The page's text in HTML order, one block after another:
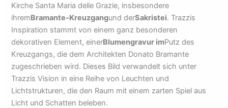
Kirche Santa Maria delle Grazie, insbesondere
ihremBramante-Kreuzgangund derSakristei. Trazzis
Inspiration stammt von einem ganz besonderen
dekorativen Element, einerBlumengravur imPutz des
Kreuzgangs, die dem Architekten Donato Bramante
zugeschrieben wird. Dieses Bild verwandelt sich unter
Trazzis Vision in eine Reihe von Leuchten und
Lichtstrukturen, die den Raum mit einem zarten Spiel aus
Licht und Schatten beleben.